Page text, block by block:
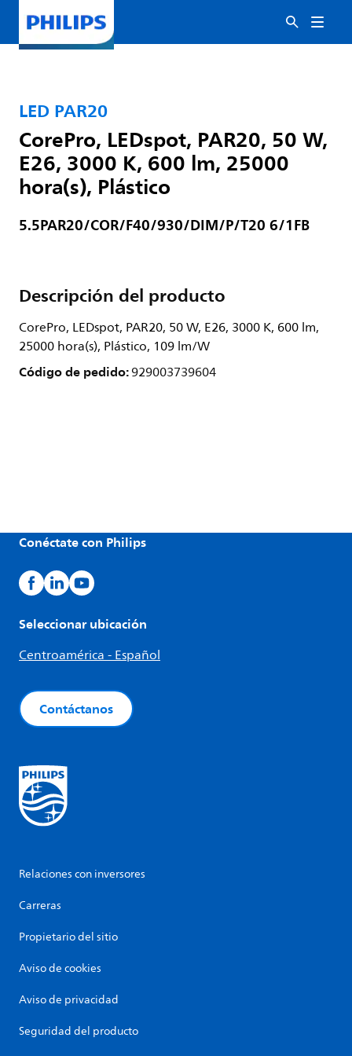
LED PAR20
CorePro, LEDspot, PAR20, 50 W,
E26, 3000 K, 600 lm, 25000
hora(s), Plástico
5.5PAR20/COR/F40/930/DIM/P/T20 6/1FB
Descripción del producto
CorePro, LEDspot, PAR20, 50 W, E26, 3000 K, 600 lm,
25000 hora(s), Plástico, 109 lm/W
Código de pedido:929003739604
Conéctate con Philips
Seleccionar ubicación
Centroamérica - Español
Contáctanos
Relaciones con inversores
Carreras
Propietario del sitio
Aviso de cookies
Aviso de privacidad
Seguridad del producto